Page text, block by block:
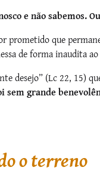
e não sabemos.
prometido que
de forma inaudita
desejo” (Lc 22, 15)
sem grande
o terreno